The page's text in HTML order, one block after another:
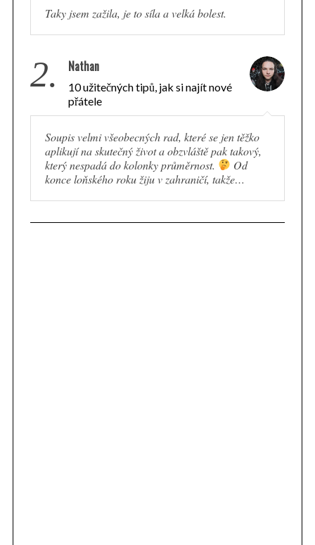
Taky jsem zažila, je to síla a velká bolest.
2. Nathan
10 užitečných tipů, jak si najít nové
přátele
Soupis velmi všeobecných rad, které se jen těžko
aplikují na skutečný život a obzvláště pak takový,
který nespadá do kolonky průměrnost.
Od
konce loňského roku žiju v zahraničí, takže…